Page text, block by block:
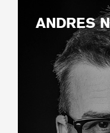
ANDRES